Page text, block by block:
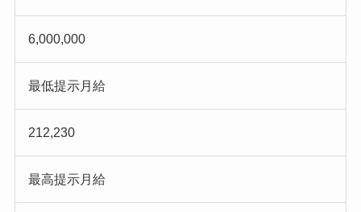
6,000,000
最低提示月給
212,230
最高提示月給